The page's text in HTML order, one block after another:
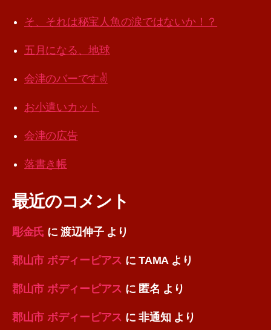
そ、それは秘宝人魚の涙ではないか！？
五月になる、地球
会津のバーです✌️
お小遣いカット
会津の広告
落書き帳
最近のコメント
彫金氏 に渡辺伸子より
郡山市 ボディーピアス にTAMA より
郡山市 ボディーピアス に 匿名 より
郡山市 ボディーピアス に非通知 より